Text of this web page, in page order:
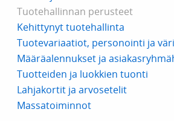
Tuotehallinnan perusteet
Kehittynyt tuotehallinta
Tuotevariaatiot, personointi ja
Määräalennukset ja
Tuotteiden ja luokkien tuonti
Lahjakortit ja arvosetelit
Massatoiminnot